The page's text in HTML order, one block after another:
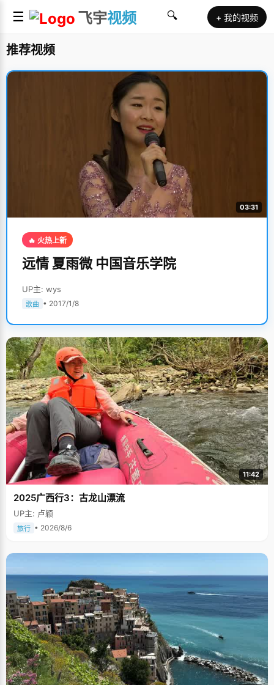
☰ 飞宇视频 🔍 + 我的视频
推荐视频
03:31
🔥 火热上新
远情 夏雨微 中国音乐学院
UP主: wys
歌曲 • 2017/1/8
11:42
2025广西行3：古龙山漂流
UP主: 卢颖
旅行 • 2026/8/6